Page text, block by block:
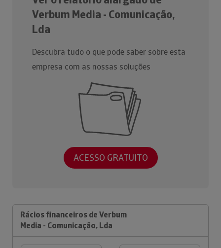
Verbum Media - Comunicação,
Lda
Descubra tudo o que pode saber sobre esta
empresa com as nossas soluções
ACESSO GRATUITO
Rácios financeiros de Verbum
Media - Comunicação, Lda